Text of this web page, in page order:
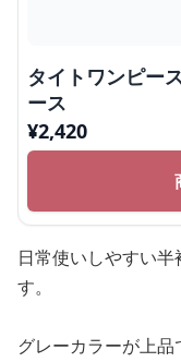
タイトワンピー
ース
¥2,420
日常使いしやすい
す。
グレーカラーが上